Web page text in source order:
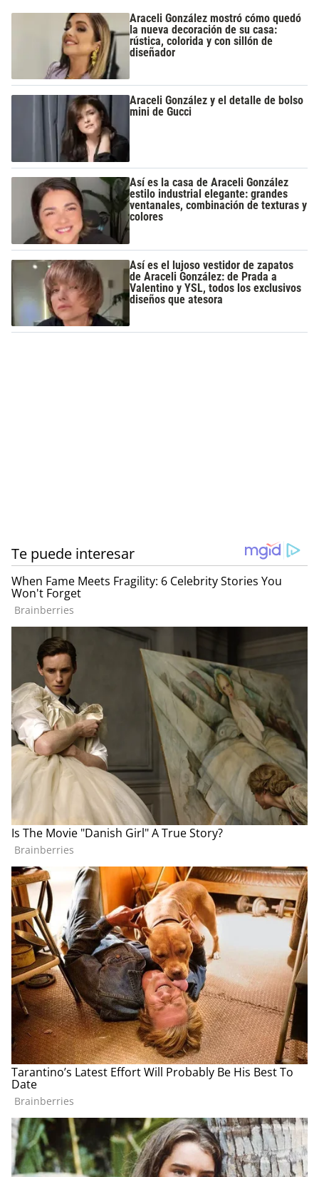
Araceli González mostró cómo quedó
la nueva decoración de su casa:
rústica, colorida y con sillón de
diseñador
Araceli González y el detalle de bolso
mini de Gucci
Así es la casa de Araceli González
estilo industrial elegante: grandes
ventanales, combinación de texturas y
colores
Así es el lujoso vestidor de zapatos
de Araceli González: de Prada a
Valentino y YSL, todos los exclusivos
diseños que atesora